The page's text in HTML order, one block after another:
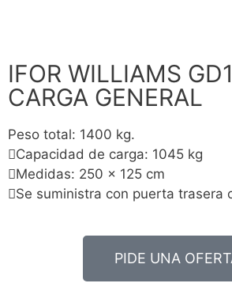
IFOR WILLIAMS
CARGA GENERAL
Peso total: 1400 kg.
Capacidad de carga: 1045 kg
Medidas: 250 x 125 cm
Se suministra con puerta trasera
PIDE UNA